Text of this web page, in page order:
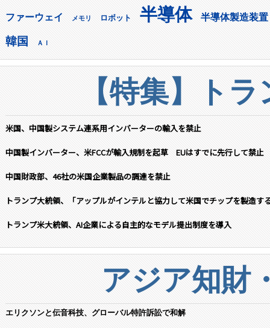
ファーウェイ メモリ ロボット 半導体 半導体製造装置
韓国 ＡＩ
【特集】ト
米国、中国製システム連系用インバーターの輸入を禁止
中国製インバーター、米FCCが輸入規制を起草 EUはすでに先行して禁止
中国財政部、46社の米国企業製品の調達を禁止
トランプ大統領、「アップルがインテルと協力して米国でチップを製造す
トランプ米大統領、AI企業による自主的なモデル提出制度を導入
アジア知財
エリクソンと伝音科技、グローバル特許訴訟で和解